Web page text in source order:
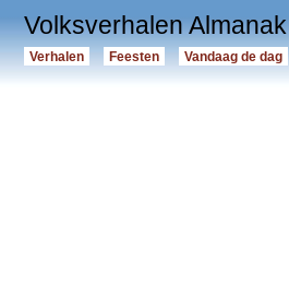
Volksverhalen Almanak
Verhalen Feesten Vandaag de dag